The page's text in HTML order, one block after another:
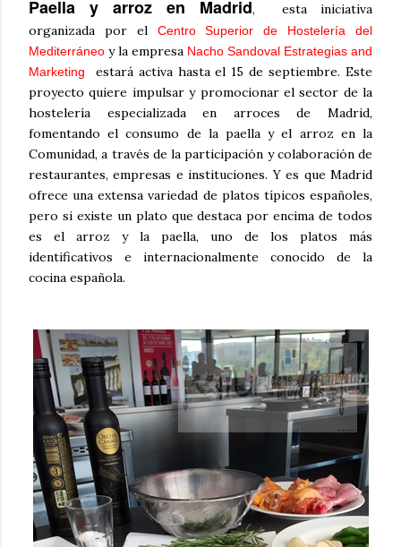
Paella y arroz en Madrid, esta iniciativa
organizada por el Centro Superior de Hostelería del
Mediterráneo y la empresa Nacho Sandoval Estrategias and
Marketing
estará activa hasta el 15 de septiembre. Este
proyecto quiere impulsar y promocionar el sector de la
hostelería especializada en arroces de Madrid,
fomentando el consumo de la paella y el arroz en la
Comunidad, a través de la participación y colaboración de
restaurantes, empresas e instituciones. Y es que Madrid
ofrece una extensa variedad de platos típicos españoles,
pero si existe un plato que destaca por encima de todos
es el arroz y la paella, uno de los platos más
identificativos e internacionalmente conocido de la
cocina española.